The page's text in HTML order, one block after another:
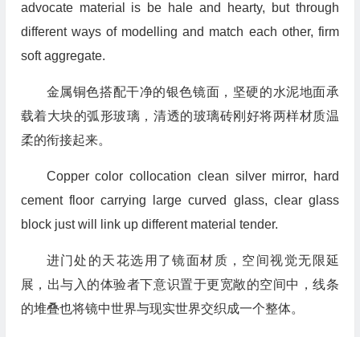
advocate material is be hale and hearty, but through
different ways of modelling and match each other, firm
soft aggregate.
金属铜色搭配干净的银色镜面，坚硬的水泥地面承
载着大块的弧形玻璃，清透的玻璃砖刚好将两样材质温
柔的衔接起来。
Copper color collocation clean silver mirror, hard
cement floor carrying large curved glass, clear glass
block just will link up different material tender.
进门处的天花选用了镜面材质，空间视觉无限延
展，出与入的体验者下意识置于更宽敞的空间中，线条
的堆叠也将镜中世界与现实世界交织成一个整体。